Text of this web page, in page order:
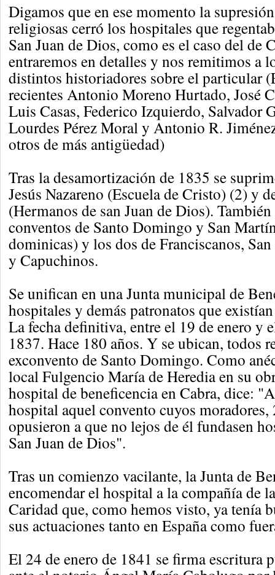
Digamos que en ese momento la
religiosas cerró los hospitales que
San Juan de Dios, como es el caso del de
entraremos en detalles y nos remitimos a
distintos historiadores sobre el particular
recientes Antonio Moreno Hurtado, José
Luis Casas, Federico Izquierdo, Salvador
Lourdes Pérez Moral y Antonio R.
otros de más antigüedad)
Tras la desamortización de 1835 se
Jesús Nazareno (Escuela de Cristo) (2) y
(Hermanos de san Juan de Dios).
conventos de Santo Domingo y San
dominicas) y los dos de Franciscanos,
y Capuchinos.
Se unifican en una Junta municipal de
hospitales y demás patronatos que
La fecha definitiva, entre el 19 de enero y
1837. Hace 180 años. Y se ubican, todos
exconvento de Santo Domingo. Como
local Fulgencio María de Heredia en su
hospital de beneficencia en Cabra, dice:
hospital aquel convento cuyos moradores,
opusieron a que no lejos de él fundasen
San Juan de Dios".
Tras un comienzo vacilante, la Junta de
encomendar el hospital a la compañía de
Caridad que, como hemos visto, ya tenía
sus actuaciones tanto en España como
El 24 de enero de 1841 se firma escritura